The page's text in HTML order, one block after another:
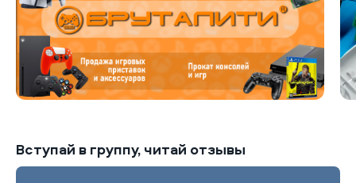
Вступай в группу, читай отзывы